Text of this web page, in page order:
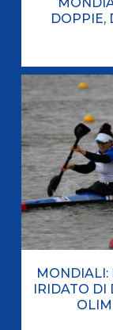
DOPPIE,
MONDIALI:
IRIDATO